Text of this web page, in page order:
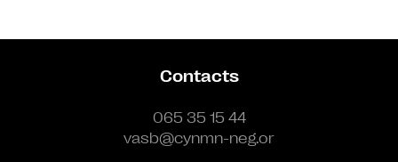
Contacts
065 35 15 44
vasb@cynmn-neg.or